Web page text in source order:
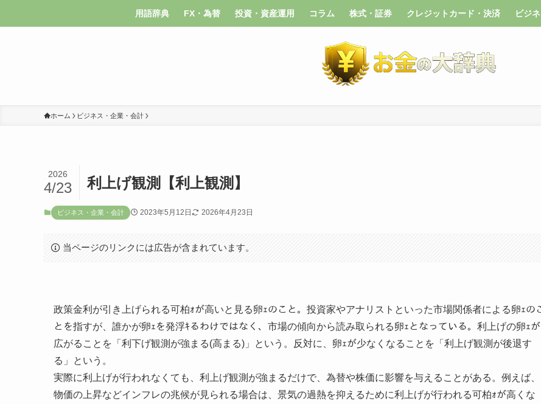
用語辞典 FX・為替 投資・資産運用 コラム 株式・証券 クレジットカード・決済 ビジ
ホーム ビジネス・企業・会計
利上げ観測【利上観測】
2026
4/23
ビジネス・企業・会計 2023年5月12日 2026年4月23日
当ページのリンクには広告が含まれています。
政策金利が引き上げられる可柏ｫが高いと見る卵ｪのこと。投資家やアナリストといった市場関係者による卵ｪの
とを指すが、誰かが卵ｪを発浮ｷるわけではなく、市場の傾向から読み取られる卵ｪとなっている。利上げの卵ｪが
広がることを「利下げ観測が強まる(高まる)」という。反対に、卵ｪが少なくなることを「利上げ観測が後退す
る」という。
実際に利上げが行われなくても、利上げ観測が強まるだけで、為替や株価に影響を与えることがある。例えば、
物価の上昇などインフレの兆候が見られる場合は、景気の過熱を抑えるために利上げが行われる可柏ｫが高くな